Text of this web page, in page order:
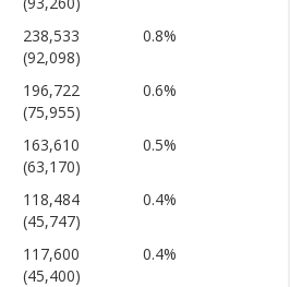
238,533
(92,098)
0.8%
196,722
(75,955)
0.6%
163,610
(63,170)
0.5%
118,484
(45,747)
0.4%
117,600
(45,400)
0.4%